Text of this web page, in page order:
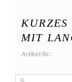
MIT
Artikel-Nr.: